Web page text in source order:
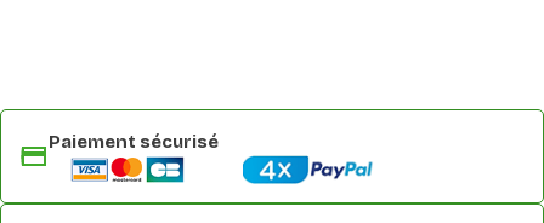
Paiement sécurisé